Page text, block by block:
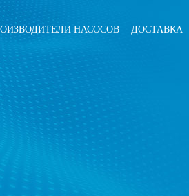
НАСОСОВ ДОСТАВКА